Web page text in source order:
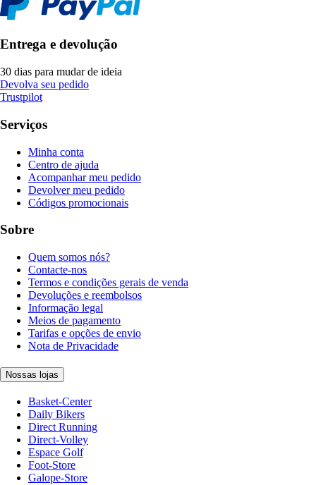
Entrega e devolução
30 dias para mudar de ideia
Devolva seu pedido
Trustpilot
Serviços
Minha conta
Centro de ajuda
Acompanhar meu pedido
Devolver meu pedido
Códigos promocionais
Sobre
Quem somos nós?
Contacte-nos
Termos e condições gerais de venda
Devoluções e reembolsos
Informação legal
Meios de pagamento
Tarifas e opções de envio
Nota de Privacidade
Nossas lojas
Basket-Center
Daily Bikers
Direct Running
Direct-Volley
Espace Golf
Foot-Store
Galope-Store